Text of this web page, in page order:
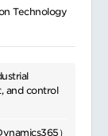
Technology
and control
related）